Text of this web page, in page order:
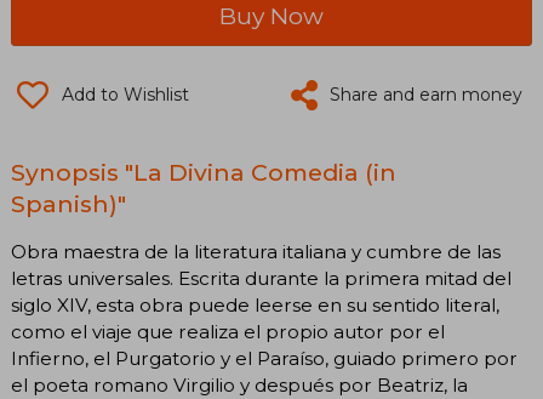
Buy Now
Add to Wishlist Share and earn money
Synopsis "La Divina Comedia (in
Spanish)"
Obra maestra de la literatura italiana y cumbre de las
letras universales. Escrita durante la primera mitad del
siglo XIV, esta obra puede leerse en su sentido literal,
como el viaje que realiza el propio autor por el
Infierno, el Purgatorio y el Paraíso, guiado primero por
el poeta romano Virgilio y después por Beatriz, la